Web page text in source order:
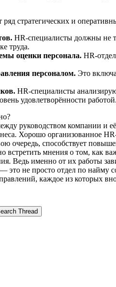
стратегических и
HR-специалисты должны не
труда.
оценки персонала. HR-
персоналом. Это
HR-специалисты
удовлетворённости работой.
руководством компании и
Хорошо организованное
очередь, способствует
встретить мнения о том, как
Ведь именно от их работы
это не просто отдел по найму
каждое из которых